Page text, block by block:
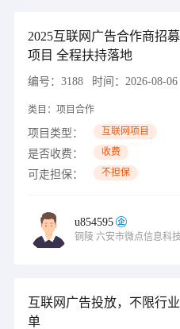
2025互联网广告合作商招
项目 全程扶持落地
编号： 3188 时间： 2026-08-06
类目： 项目合作
项目类型： 互联网项目
是否收费： 收费
可走担保： 不担保
u854595
铜陵 六安市微点信息科
互联网广告投放，不限行
单